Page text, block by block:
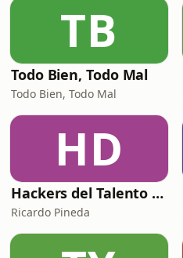
TB
Todo Bien, Todo Mal
Todo Bien, Todo Mal
HD
Hackers del Talento con Ricardo Pineda
Ricardo Pineda